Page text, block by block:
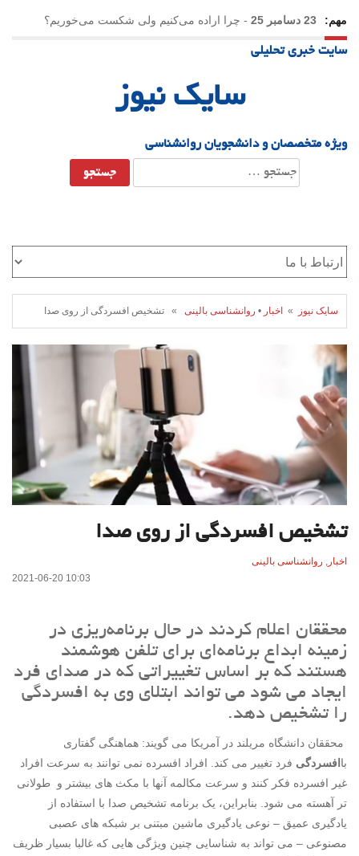
مهم: 23 دسامبر 25 - چرا اراده می‌کنیم ولی شکست می‌خوریم؟
21 دسامبر 25
سایت خبری تحلیلی
سایک نیوز
ویژه متخصصان و دانشجویان روانشناسی
جستجو
برای:
سایک نیوز » اخبار • روانشناسی بالینی » تشخیص افسردگی از روی صدا
تشخیص افسردگی از روی صدا
اخبار , روانشناسی بالینی
2021-06-20 10:03
محققان اعلام کردند در حال برنامه‌ریزی در
زمینه ابداع برنامه‌ای برای تلفن هوشمند
هستند که بر اساس تغییراتی که در صدای فرد
ایجاد می شود می تواند ابتلای وی به افسردگی
را تشخیص دهد.
محققان دانشگاه مریلند در آمریکا می گویند: هماهنگی گفتاری
با افسردگی فرد تغییر می کند. افراد افسرده نمی توانند به سرعت افراد
غیر افسرده فکر کنند و سرعت مکالمه آنها با مکث های بیشتر و طولانی
تر آهسته می شود. بنابراین، یک برنامه تشخیص صدا با استفاده از
یادگیری عمیق – نوعی یادگیری ماشین مبتنی بر شبکه های عصبی
مصنوعی – می تواند به شناسایی چنین ویژگی هایی که غالبا بسیار ظریف